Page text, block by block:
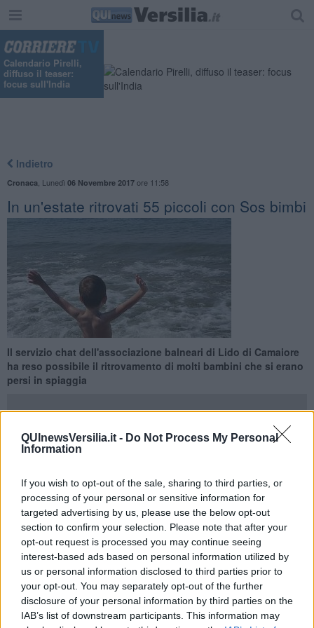
QUInewsVersilia.it - Do Not Process My Personal
Information
If you wish to opt-out of the sale, sharing to third parties, or
processing of your personal or sensitive information for
targeted advertising by us, please use the below opt-out
section to confirm your selection. Please note that after your
opt-out request is processed you may continue seeing
interest-based ads based on personal information utilized by
us or personal information disclosed to third parties prior to
your opt-out. You may separately opt-out of the further
disclosure of your personal information by third parties on the
IAB’s list of downstream participants. This information may
Calendario Pirelli,
diffuso il teaser:
focus sull'India
Indietro
Cronaca Lunedì 06 Novembre 2017ore 11:58
In un'estate ritrovati 55 piccoli con Sos bimbi
Il servizio chat dell'associazione balneari di Lido di Camaiore
ha reso possibile il ritrovamento di molti bambini che si erano
persi in spiaggia
persi sulla spiaggia e ritrovati in pochi minuti grazie al servizio ''Sos
bimbi'' dell'associazione balneari di Lido di Camaiore. Di media
sono bastati quattro minuti perché il bimbo tornasse dai genitori.
Luglio è stato il mese con più bambini ritrovati. Su un totale di
cinquantacinque bambini persi, ben ventiquattro hanno riguardato il
mese di luglio, ventuno quello agosto, uno a settembre, uno a
maggio ed otto a giugno.
''Sos bimbi'' funziona con una chat su whatsApp alla quale sono
iscritti i bagnini e i gestori degli stabilimenti di Lido, ma anche
polizia municipale, carabinieri e polizia di stato e diversi albergatori.